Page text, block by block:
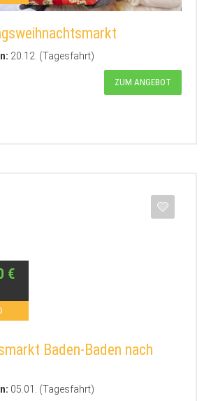
20.12. (Tagesfahrt)
ZUM ANGEBOT
€
Baden-Baden nach
05.01. (Tagesfahrt)